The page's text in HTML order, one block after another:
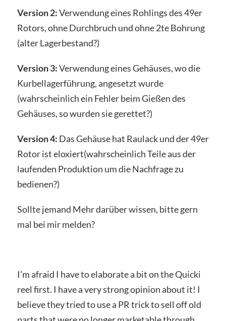
Version 2:Verwendung eines Rohlings des 49er
Rotors, ohne Durchbruch und ohne 2te Bohrung
(alter Lagerbestand?)
Version 3:Verwendung eines Gehäuses, wo die
Kurbellagerführung, angesetzt wurde
(wahrscheinlich ein Fehler beim Gießen des
Gehäuses, so wurden sie gerettet?)
Version 4: Das Gehäuse hat Raulack und der 49er
Rotor ist eloxiert(wahrscheinlich Teile aus der
laufenden Produktion um die Nachfrage zu
bedienen?)
Sollte jemand Mehr darüber wissen, bitte gern
mal bei mir melden?
I’m afraid I have to elaborate a bit on the Quicki
reel first. I have a very strong opinion about it! I
believe they tried to use a PR trick to sell off old